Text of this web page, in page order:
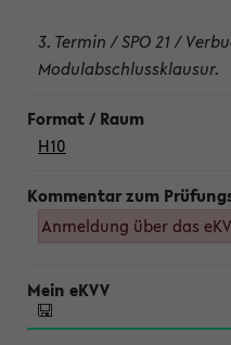
3. Termin / SPO 21 /
Modulabschlussklausur.
H10
Anmeldung über das